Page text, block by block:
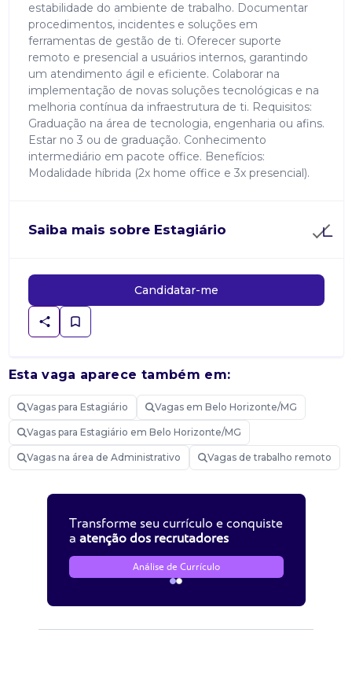
estabilidade do ambiente de trabalho. Documentar
procedimentos, incidentes e soluções em
ferramentas de gestão de ti. Oferecer suporte
remoto e presencial a usuários internos, garantindo
um atendimento ágil e eficiente. Colaborar na
implementação de novas soluções tecnológicas e na
melhoria contínua da infraestrutura de ti. Requisitos:
Graduação na área de tecnologia, engenharia ou afins.
Estar no 3 ou de graduação. Conhecimento
intermediário em pacote office. Benefícios:
Modalidade híbrida (2x home office e 3x presencial).
Saiba mais sobre Estagiário
Candidatar-me
Esta vaga aparece também em:
Vagas para Estagiário Vagas em Belo Horizonte/MG
Vagas para Estagiário em Belo Horizonte/MG
Vagas na área de Administrativo Vagas de trabalho remoto
Transforme seu currículo e conquiste
a atenção dos recrutadores
Análise de Currículo